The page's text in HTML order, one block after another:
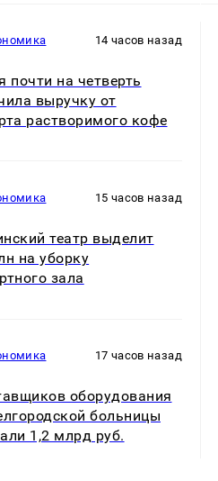
14 часов назад
почти на четверть
выручку от
растворимого кофе
15 часов назад
театр выделит
на уборку
зала
17 часов назад
оборудования
больницы
1,2 млрд руб.